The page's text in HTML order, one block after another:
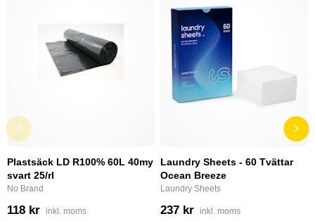
Plastsäck LD R100% 60L 40my
svart 25/rl
No Brand
118 kr inkl. moms
Laundry Sheets - 60 Tvättar
Ocean Breeze
Laundry Sheets
237 kr inkl. moms